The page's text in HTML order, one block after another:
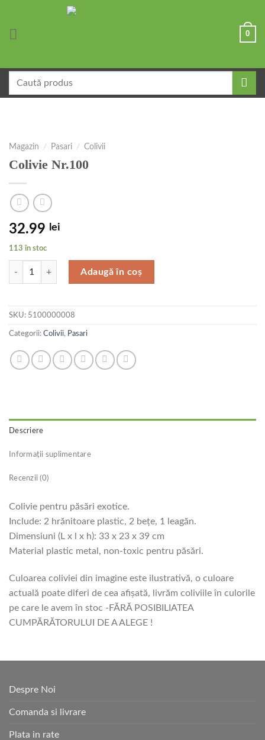
0
după:
Magazin / Pasari / Colivii
Colivie Nr.100
32.99 lei
113 în stoc
Cantitate Colivie Nr.100
Adaugă în coș
SKU: 5100000008
Categorii: Colivii, Pasari
Descriere
Informații suplimentare
Recenzii (0)
Colivie pentru păsări exotice.
Include: 2 hrănitoare plastic, 2 beţe, 1 leagăn.
Dimensiuni (L x l x h): 33 x 23 x 39 cm
Material plastic metal, non-toxic pentru păsări.
Culoarea coliviei din imagine este ilustrativă, o culoare
actuală poate diferi de cea afișată, livrăm coliviile în culorile
pe care le avem în stoc -FĂRĂ POSIBILIATEA
CUMPĂRĂTORULUI DE A ALEGE !
Despre Noi
Comanda si livrare
Plata in rate